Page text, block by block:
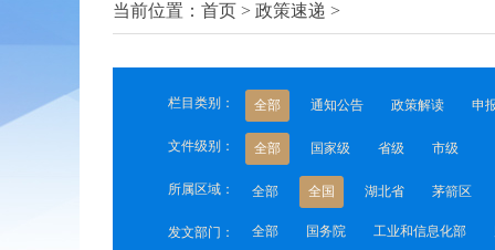
当前位置：首页 > 政策速递 >
栏目类别： 全部 通知公告 政策解读 申
文件级别： 全部 国家级 省级 市级
所属区域： 全部 全国 湖北省 茅箭区
发文部门： 全部 国务院 工业和信息化部